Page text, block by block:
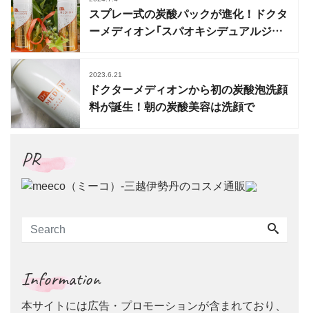
スプレー式の炭酸パックが進化！ドクタ
ーメディオン「スパオキシデュアルジェ
2023.6.21
ドクターメディオンから初の炭酸泡洗顔
料が誕生！朝の炭酸美容は洗顔で
PR
Information
本サイトには広告・プロモーションが含まれており、